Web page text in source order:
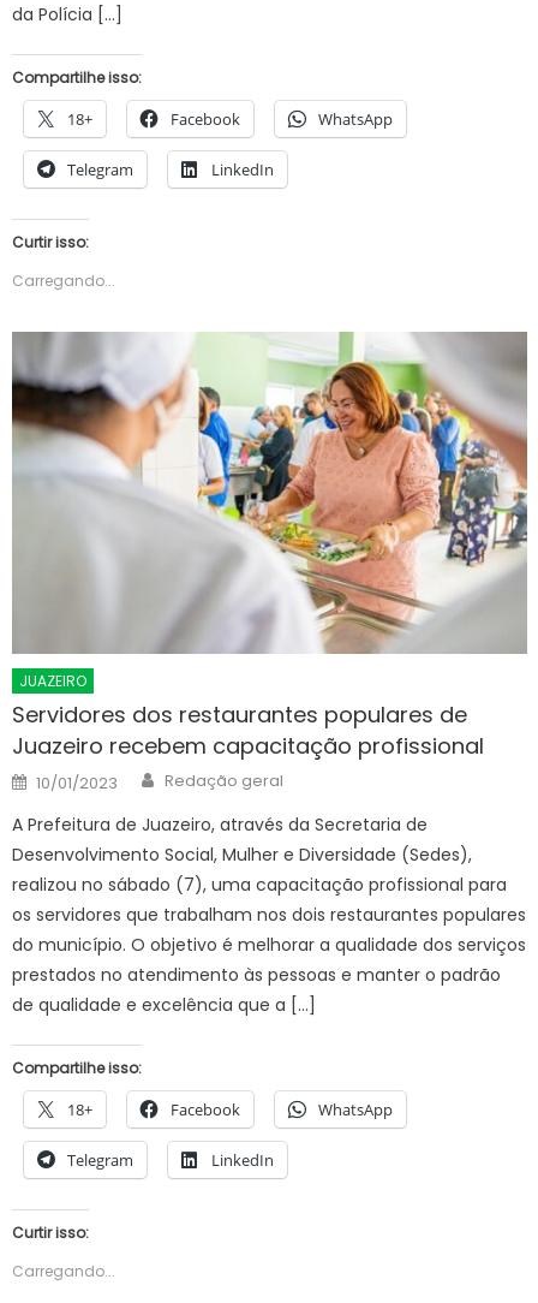
da Polícia […]
Compartilhe isso:
18+ Facebook WhatsApp
Telegram LinkedIn
Curtir isso:
Carregando...
JUAZEIRO
Servidores dos restaurantes populares de
Juazeiro recebem capacitação profissional
Posted
on
10/01/2023 Author
Redação geral
A Prefeitura de Juazeiro, através da Secretaria de
Desenvolvimento Social, Mulher e Diversidade (Sedes),
realizou no sábado (7), uma capacitação profissional para
os servidores que trabalham nos dois restaurantes populares
do município. O objetivo é melhorar a qualidade dos serviços
prestados no atendimento às pessoas e manter o padrão
de qualidade e excelência que a […]
Compartilhe isso:
18+ Facebook WhatsApp
Telegram LinkedIn
Curtir isso:
Carregando...